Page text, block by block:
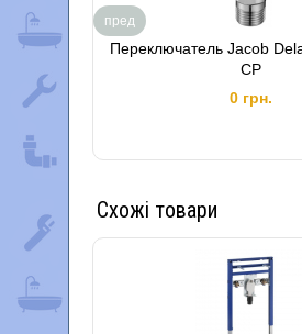
Переключатель Jacob
CP
0 грн.
пред
Схожі товари